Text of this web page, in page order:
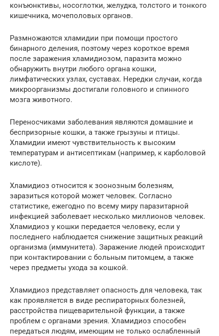
конъюнктивы, носоглотки, желудка, толстого и тонкого
кишечника, мочеполовых органов.
Размножаются хламидии при помощи простого
бинарного деления, поэтому через короткое время
после заражения хламидиозом, паразита можно
обнаружить внутри любого органа кошки,
лимфатических узлах, суставах. Нередки случаи, когда
микроорганизмы достигали головного и спинного
мозга животного.
Переносчиками заболевания являются домашние и
беспризорные кошки, а также грызуны и птицы.
Хламидии имеют чувствительность к высоким
температурам и антисептикам (например, к карболовой
кислоте).
Хламидиоз относится к зоонозным болезням,
заразиться которой может человек. Согласно
статистике, ежегодно по всему миру паразитарной
инфекцией заболевает несколько миллионов человек.
Хламидиоз у кошки передается человеку, если у
последнего наблюдается снижение защитных реакций
организма (иммунитета). Заражение людей происходит
при контактировании с больным питомцем, а также
через предметы ухода за кошкой.
Хламидиоз представляет опасность для человека, так
как проявляется в виде респираторных болезней,
расстройства пищеварительной функции, а также
проблем с органами зрения. Хламидиоз способен
передаться людям, имеющим не только ослабленный